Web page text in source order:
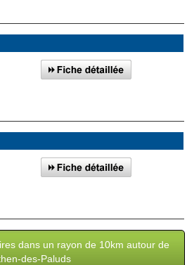
dans un rayon de 10km autour de
des-Paluds